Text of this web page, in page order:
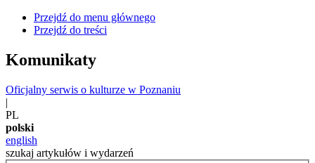
Przejdź do menu głównego
Przejdź do treści
Komunikaty
Oficjalny serwis o kulturze w Poznaniu
|
PL
polski
english
szukaj artykułów i wydarzeń